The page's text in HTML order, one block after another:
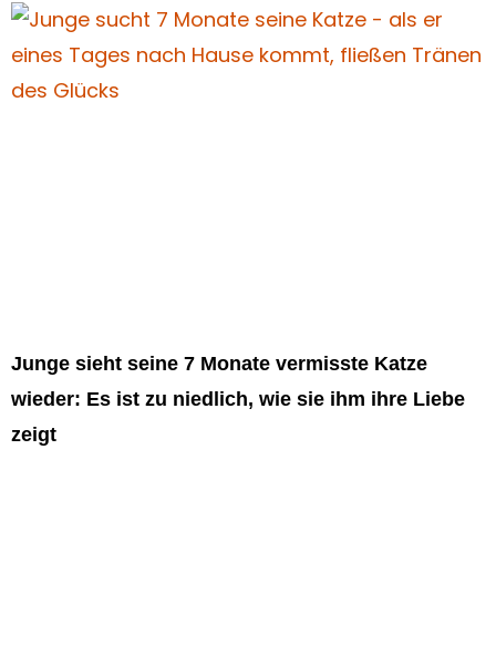
Junge sieht seine 7 Monate vermisste Katze
wieder: Es ist zu niedlich, wie sie ihm ihre Liebe
zeigt